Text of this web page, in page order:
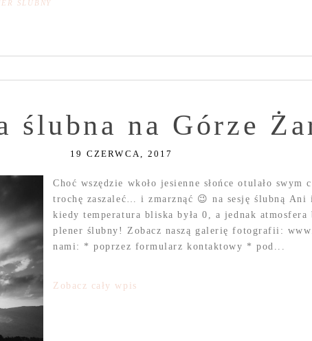
ŚLUBNY
ślubna na Górze
19 CZERWCA, 2017
Choć wszędzie wkoło jesienne słońce otulało swym
trochę zaszaleć… i zmarznąć 😉 na sesję ślubną
kiedy temperatura bliska była 0, a jednak atmosfera
plener ślubny! Zobacz naszą galerię fotografii:
nami: * poprzez formularz kontaktowy * pod...
Zobacz cały wpis